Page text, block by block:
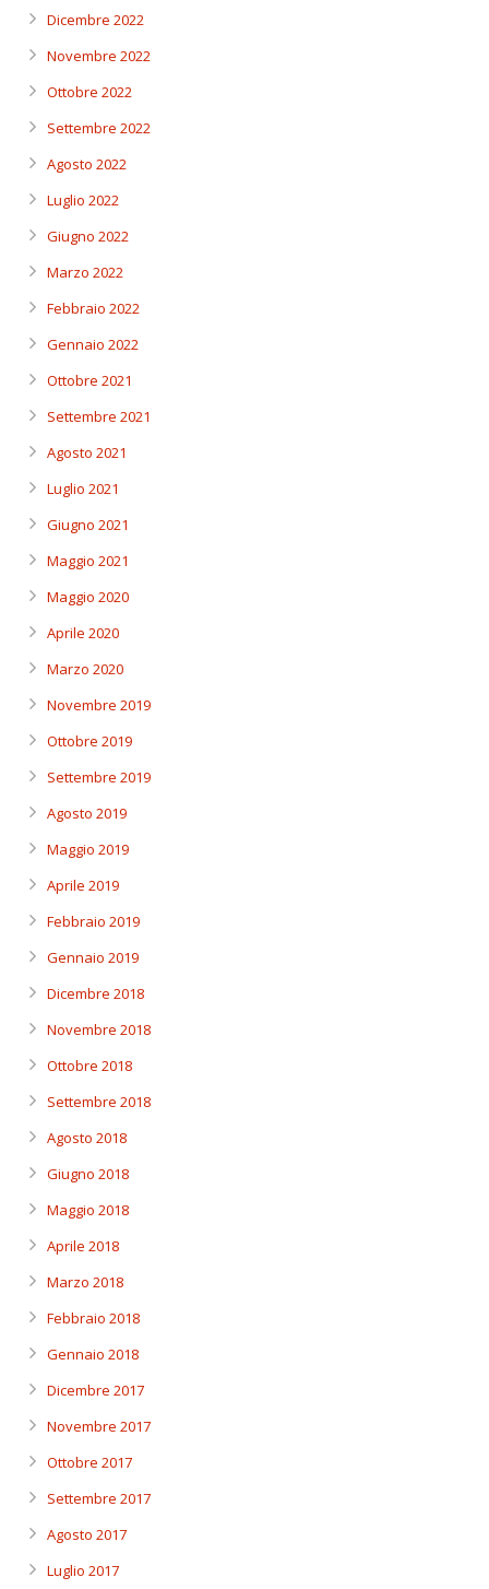
Dicembre 2022
Novembre 2022
Ottobre 2022
Settembre 2022
Agosto 2022
Luglio 2022
Giugno 2022
Marzo 2022
Febbraio 2022
Gennaio 2022
Ottobre 2021
Settembre 2021
Agosto 2021
Luglio 2021
Giugno 2021
Maggio 2021
Maggio 2020
Aprile 2020
Marzo 2020
Novembre 2019
Ottobre 2019
Settembre 2019
Agosto 2019
Maggio 2019
Aprile 2019
Febbraio 2019
Gennaio 2019
Dicembre 2018
Novembre 2018
Ottobre 2018
Settembre 2018
Agosto 2018
Giugno 2018
Maggio 2018
Aprile 2018
Marzo 2018
Febbraio 2018
Gennaio 2018
Dicembre 2017
Novembre 2017
Ottobre 2017
Settembre 2017
Agosto 2017
Luglio 2017